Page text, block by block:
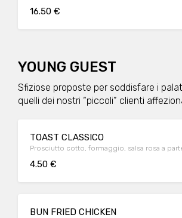
16.50 €
YOUNG GUEST
Sfiziose proposte per soddisfare i
quelli dei nostri “piccoli” clienti
TOAST CLASSICO
Prosciutto cotto, formaggio, salsa rosa a
4.50 €
BUN FRIED CHICKEN